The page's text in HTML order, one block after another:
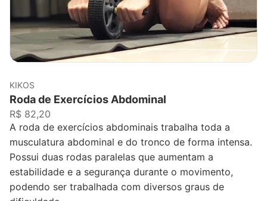
KIKOS
Roda de Exercícios Abdominal
R$ 82,20
A roda de exercícios abdominais trabalha toda a
musculatura abdominal e do tronco de forma intensa.
Possui duas rodas paralelas que aumentam a
estabilidade e a segurança durante o movimento,
podendo ser trabalhada com diversos graus de